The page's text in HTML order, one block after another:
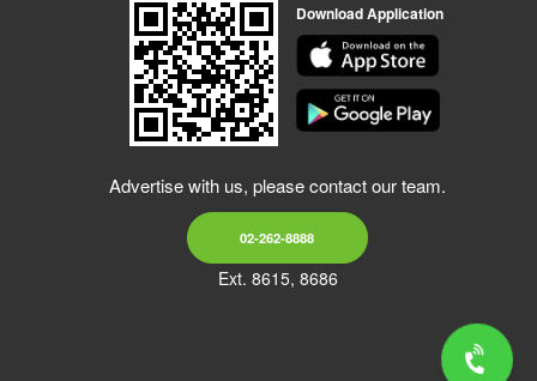
Download Application
Advertise with us, please contact our team.
02-262-8888
Ext. 8615, 8686